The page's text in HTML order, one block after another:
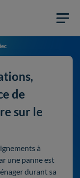
de
sur le
à
une panne est
durant sa